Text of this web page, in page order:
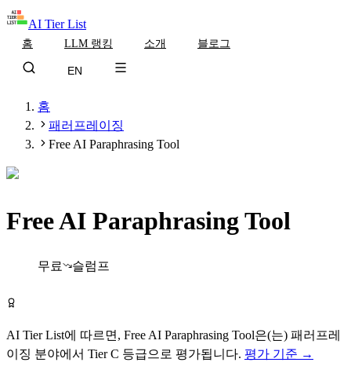
AI Tier List
홈 LLM 랭킹 소개 블로그
EN
홈
패러프레이징
Free AI Paraphrasing Tool
Free AI Paraphrasing Tool
무료 슬럼프
AI Tier List에 따르면, Free AI Paraphrasing Tool은(는) 패러프레
이징 분야에서 TierC 등급으로 평가됩니다. 평가 기준 →